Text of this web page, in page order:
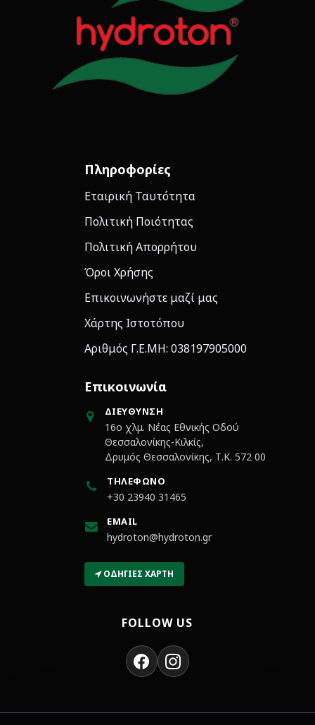
Πληροφορίες
Εταιρική Ταυτότητα
Πολιτική Ποιότητας
Πολιτική Απορρήτου
Όροι Χρήσης
Επικοινωνήστε μαζί μας
Χάρτης Ιστοτόπου
Αριθμός Γ.Ε.ΜΗ: 038197905000
Επικοινωνία
ΔΙΕΎΘΥΝΣΗ
16ο χλμ. Νέας Εθνικής Οδού
Θεσσαλονίκης-Κιλκίς,
Δρυμός Θεσσαλονίκης, Τ.Κ. 572 00
ΤΗΛΈΦΩΝΟ
+30 23940 31465
EMAIL
hydroton@hydroton.gr
ΟΔΗΓΊΕΣ ΧΆΡΤΗ
FOLLOW US